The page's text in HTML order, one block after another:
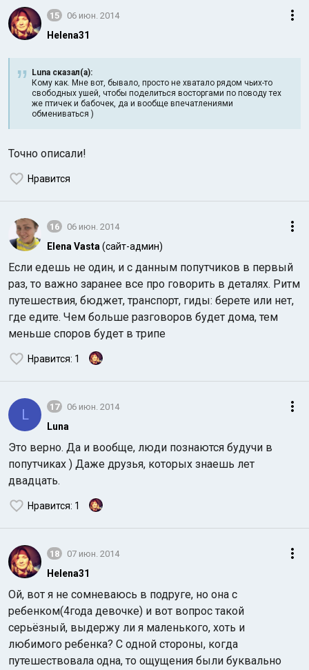
15 06 июн. 2014
Helena31
Luna сказал(а):
Кому как. Мне вот, бывало, просто не хватало рядом чьих-то
свободных ушей, чтобы поделиться восторгами по поводу тех
же птичек и бабочек, да и вообще впечатлениями
обмениваться )
Точно описали!
Нравится
16 06 июн. 2014
Elena Vasta (сайт-админ)
Если едешь не один, и с данным попутчиков в первый
раз, то важно заранее все про говорить в деталях. Ритм
путешествия, бюджет, транспорт, гиды: берете или нет,
где едите. Чем больше разговоров будет дома, тем
меньше споров будет в трипе
Нравится: 1
L 17 06 июн. 2014
Luna
Это верно. Да и вообще, люди познаются будучи в
попутчиках ) Даже друзья, которых знаешь лет
двадцать.
Нравится: 1
18 07 июн. 2014
Helena31
Ой, вот я не сомневаюсь в подруге, но она с
ребенком(4года девочке) и вот вопрос такой
серьёзный, выдержу ли я маленького, хоть и
любимого ребенка? С одной стороны, когда
путешествовала одна, то ощущения были буквально